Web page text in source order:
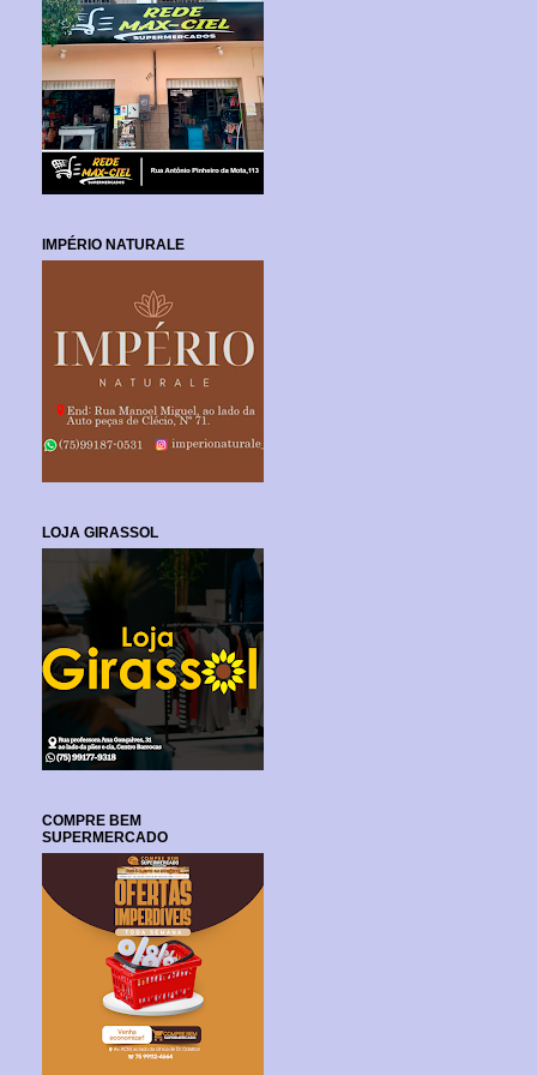
IMPÉRIO NATURALE
LOJA GIRASSOL
COMPRE BEM
SUPERMERCADO